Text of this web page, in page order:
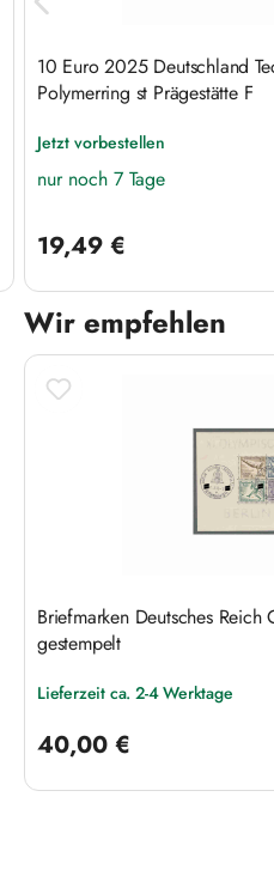
10 Euro 2025 Deutschland
Polymerring st Prägestätte F
Jetzt vorbestellen
nur noch 7 Tage
19,49 €
Wir empfehlen
Produktgalerie überspringen
Briefmarken Deutsches
gestempelt
Lieferzeit ca. 2-4 Werktage
40,00 €